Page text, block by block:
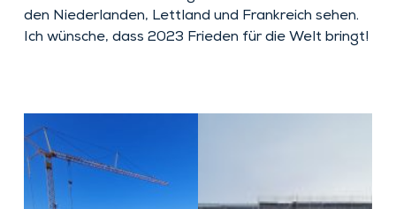
den Niederlanden, Lettland und Frankreich sehen.
Ich wünsche, dass 2023 Frieden für die Welt bringt!